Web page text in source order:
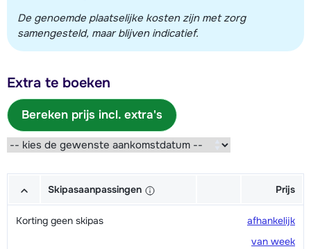
De genoemde plaatselijke kosten zijn met zorg
samengesteld, maar blijven indicatief.
Extra te boeken
Bereken prijs incl. extra's
Skipasaanpassingen Prijs
Korting geen skipas
afhankelijk
van week